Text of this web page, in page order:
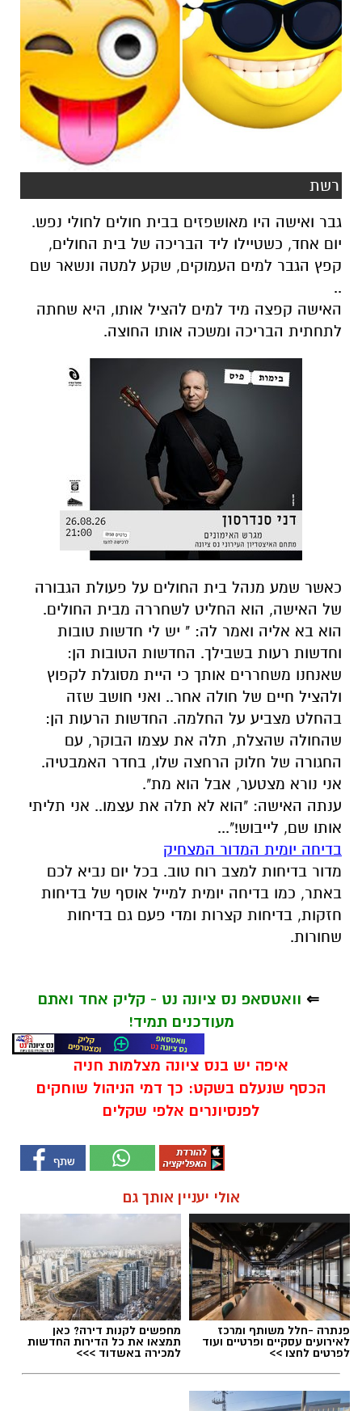
רשת
גבר ואישה היו מאושפזים בבית חולים לחולי נפש.
יום אחד, כשטיילו ליד הבריכה של בית החולים,
קפץ הגבר למים העמוקים, שקע למטה ונשאר שם
..
האישה קפצה מיד למים להציל אותו, היא שחתה
לתחתית הבריכה ומשכה אותו החוצה.
כאשר שמע מנהל בית החולים על פעולת הגבורה
של האישה, הוא החליט לשחררה מבית החולים.
הוא בא אליה ואמר לה: " יש לי חדשות טובות
וחדשות רעות בשבילך. החדשות הטובות הן:
שאנחנו משחררים אותך כי היית מסוגלת לקפוץ
ולהציל חיים של חולה אחר.. ואני חושב שזה
בהחלט מצביע על החלמה. החדשות הרעות הן:
שהחולה שהצלת, תלה את עצמו הבוקר, עם
החגורה של חלוק הרחצה שלו, בחדר האמבטיה.
אני נורא מצטער, אבל הוא מת".
ענתה האישה: "הוא לא תלה את עצמו.. אני תליתי
אותו שם, לייבוש!"...
בדיחה יומית המדור המצחיק
מדור בדיחות למצב רוח טוב. בכל יום נביא לכם
באתר, כמו בדיחה יומית למייל אוסף של בדיחות
חזקות, בדיחות קצרות ומדי פעם גם בדיחות
שחורות.
⇐ וואטסאפ נס ציונה נט - קליק אחד ואתם
מעודכנים תמיד!
איפה יש בנס ציונה מצלמות חניה
הכסף שנעלם בשקט: כך דמי הניהול שוחקים
לפנסיונרים אלפי שקלים
אולי יעניין אותך גם
פנתרה -חלל משותף ומרכז
לאירועים עסקיים ופרטיים ועוד
לפרטים לחצו >>
מחפשים לקנות דירה? כאן
תמצאו את כל הדירות החדשות
למכירה באשדוד >>>